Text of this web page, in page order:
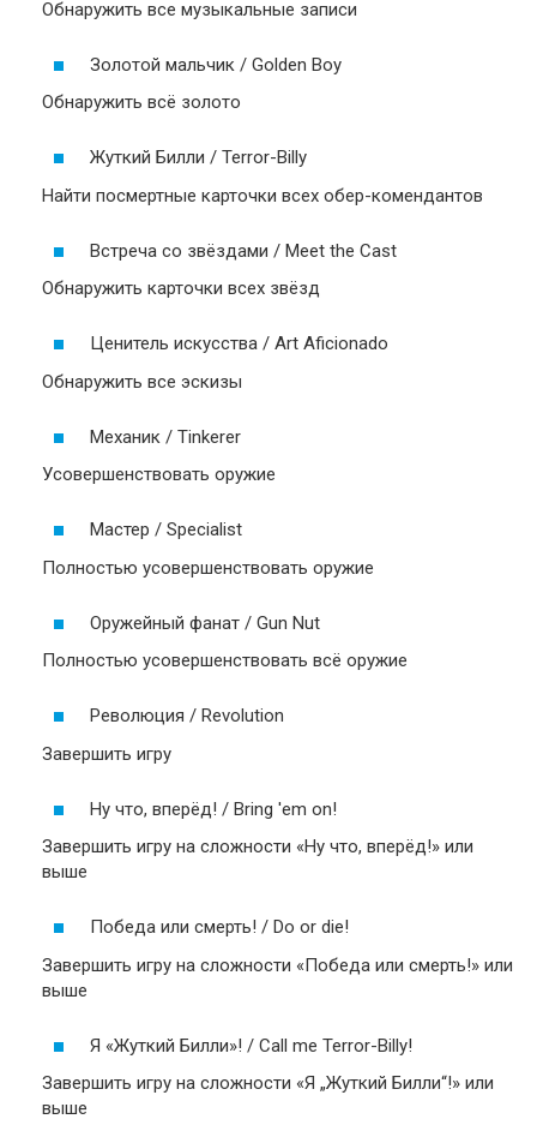
Обнаружить все музыкальные записи
Золотой мальчик / Golden Boy
Обнаружить всё золото
Жуткий Билли / Terror-Billy
Найти посмертные карточки всех обер-комендантов
Встреча со звёздами / Meet the Cast
Обнаружить карточки всех звёзд
Ценитель искусства / Art Aficionado
Обнаружить все эскизы
Механик / Tinkerer
Усовершенствовать оружие
Мастер / Specialist
Полностью усовершенствовать оружие
Оружейный фанат / Gun Nut
Полностью усовершенствовать всё оружие
Революция / Revolution
Завершить игру
Ну что, вперёд! / Bring 'em on!
Завершить игру на сложности «Ну что, вперёд!» или
выше
Победа или смерть! / Do or die!
Завершить игру на сложности «Победа или смерть!» или
выше
Я «Жуткий Билли»! / Call me Terror-Billy!
Завершить игру на сложности «Я „Жуткий Билли“!» или
выше